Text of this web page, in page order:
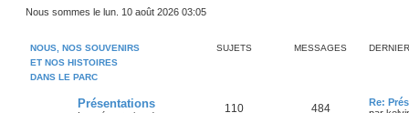
Nous sommes le lun. 10 août 2026 03:05
NOUS, NOS SOUVENIRS
ET NOS HISTOIRES
DANS LE PARC
SUJETS MESSAGES
Présentations 110 484
Re: